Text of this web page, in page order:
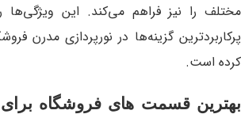
مختلف را نیز فراهم می‌کند. این ویژگی‌ها
پرکاربردترین گزینه‌ها در نورپردازی مدرن
کرده است.
بهترین قسمت های فروشگاه برای